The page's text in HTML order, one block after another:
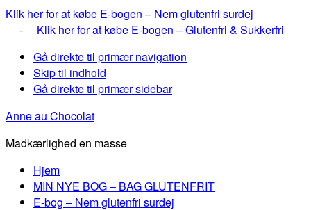
Klik her for at købe E-bogen – Nem glutenfri surdej
- Klik her for at købe E-bogen – Glutenfri & Sukkerfri
Gå direkte til primær navigation
Skip til indhold
Gå direkte til primær sidebar
Anne au Chocolat
Madkærlighed en masse
Hjem
MIN NYE BOG – BAG GLUTENFRIT
E-bog – Nem glutenfri surdej